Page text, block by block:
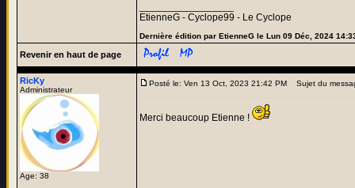
EtienneG - Cyclope99 - Le Cyclope
Dernière édition par EtienneG le Lun 09 Déc, 2024
Revenir en haut de page
RicKy
Administrateur
Age: 38
Posté le: Ven 13 Oct, 2023 21:42 PM Sujet du
Merci beaucoup Etienne !